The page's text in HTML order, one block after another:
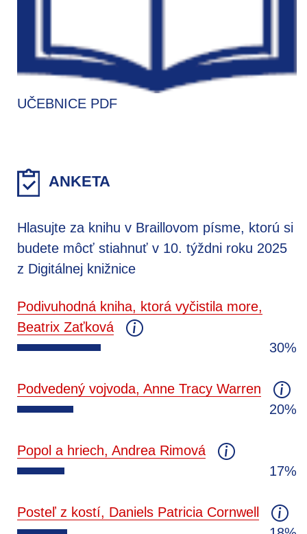
UČEBNICE PDF
ANKETA
Hlasujte za knihu v Braillovom písme, ktorú si
budete môcť stiahnuť v 10. týždni roku 2025
z Digitálnej knižnice
Podivuhodná kniha, ktorá vyčistila more,
Beatrix Zaťková
30%
Podvedený vojvoda, Anne Tracy Warren
20%
Popol a hriech, Andrea Rimová
17%
Posteľ z kostí, Daniels Patricia Cornwell